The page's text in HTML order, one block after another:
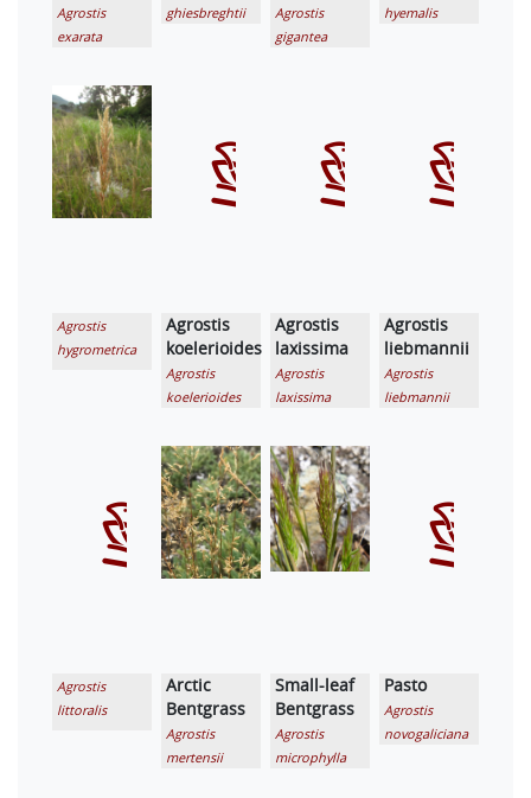
Agrostis
exarata
ghiesbreghtii
Agrostis
gigantea
hyemalis
Agrostis
hygrometrica
Agrostis
koelerioides
Agrostis
koelerioides
Agrostis
laxissima
Agrostis
laxissima
Agrostis
liebmannii
Agrostis
liebmannii
Agrostis
littoralis
Arctic
Bentgrass
Agrostis
mertensii
Small-leaf
Bentgrass
Agrostis
microphylla
Pasto
Agrostis
novogaliciana